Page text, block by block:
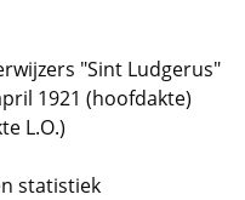
"Sint Ludgerus"
1921 (hoofdakte)
L.O.)
statistiek